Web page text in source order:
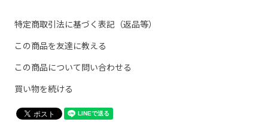
特定商取引法に基づく表記（返品等）
この商品を友達に教える
この商品について問い合わせる
買い物を続ける